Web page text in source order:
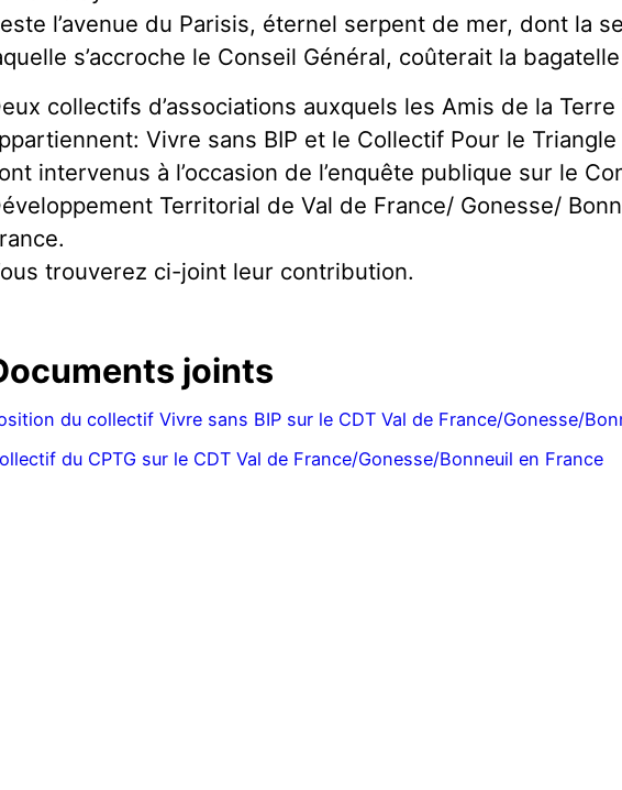
l’avenue du Parisis, éternel serpent de mer, dont la
s’accroche le Conseil Général, coûterait la
collectifs d’associations auxquels les Amis de la Terre
Vivre sans BIP et le Collectif Pour le
intervenus à l’occasion de l’enquête publique sur le
Territorial de Val de France/ Gonesse/
trouverez ci-joint leur contribution.
joints
du collectif Vivre sans BIP sur le CDT Val de France/Gonesse/
du CPTG sur le CDT Val de France/Gonesse/Bonneuil en France